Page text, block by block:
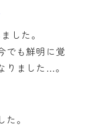
した。
でも鮮明に覚
りました…。
。